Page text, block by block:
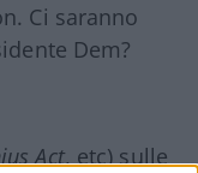
Ci saranno
Dem?
Act, etc) sulle